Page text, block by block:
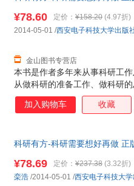
本书是作者多年来从事科研工
从做科研的准备工作、做科研
具四方面，系统地介绍了科研
些独特经验和技巧。通过阅读
级、硕士和博士研究生阅读。
¥78.60 定价： ¥158.20 (4.97折)
金山图书专营店
2014-05-01 /西安电子科技大学出版
加入购物车 收藏
科研有方-科研需要想好再做 正
¥78.69 定价： ¥237.38 (3.32折)
栾浩 /2014-05-01 /西安电子科技大